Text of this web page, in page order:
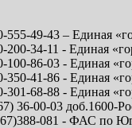
555-49-43 – Единая
200-34-11 - Единая
100-86-03 - Единая
350-41-86 - Единая
301-68-88 - Единая
36-00-03 доб.1600-
081 - ФАС по